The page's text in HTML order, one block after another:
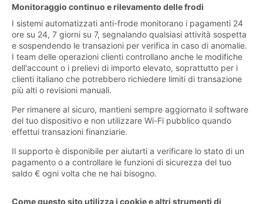
Monitoraggio continuo e rilevamento delle frodi
I sistemi automatizzati anti-frode monitorano i pagamenti 24
ore su 24, 7 giorni su 7, segnalando qualsiasi attività sospetta
e sospendendo le transazioni per verifica in caso di anomalie.
I team delle operazioni clienti controllano anche le modifiche
dell'account o i prelievi di importo elevato, soprattutto per i
clienti italiano che potrebbero richiedere limiti di transazione
più alti o revisioni manuali.
Per rimanere al sicuro, mantieni sempre aggiornato il software
del tuo dispositivo e non utilizzare Wi-Fi pubblico quando
effettui transazioni finanziarie.
Il supporto è disponibile per aiutarti a verificare lo stato di un
pagamento o a controllare le funzioni di sicurezza del tuo
saldo € ogni volta che ne hai bisogno.
Come questo sito utilizza i cookie e altri strumenti di